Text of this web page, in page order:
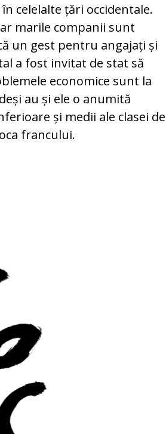
celelalte țări occidentale.
marile companii sunt
un gest pentru angajați și
a fost invitat de stat să
economice sunt la
au și ele o anumită
și medii ale clasei de
francului.